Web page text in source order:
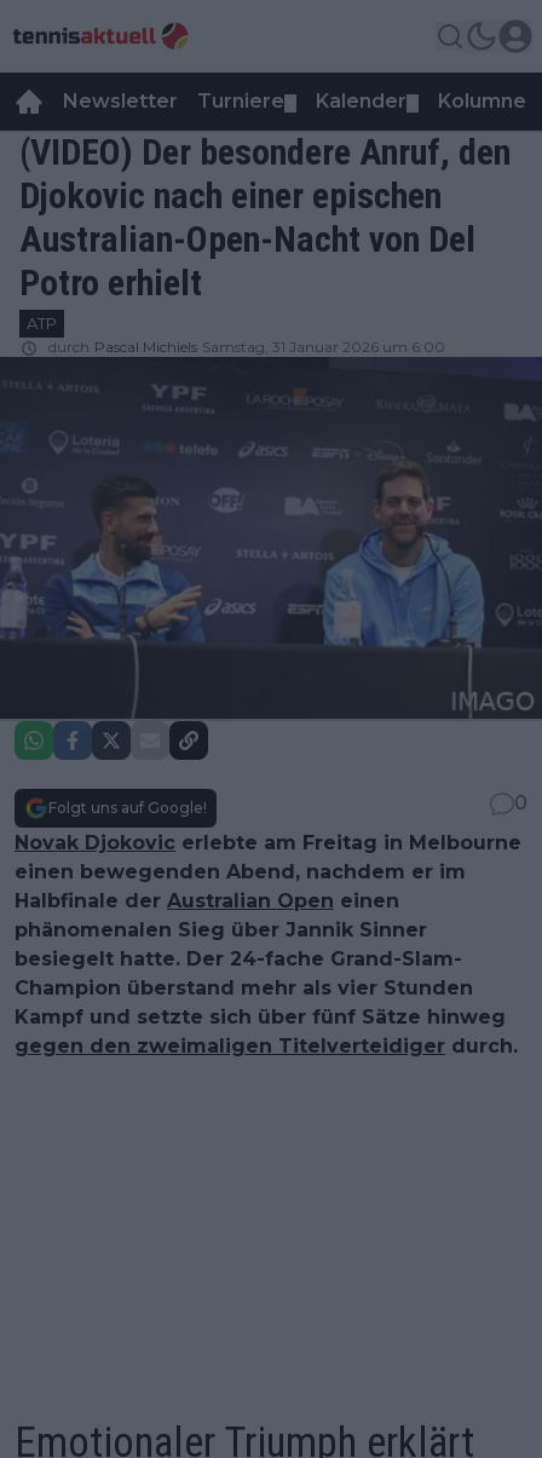
Newsletter Turniere Kalender Kolumnen
(VIDEO) Der besondere Anruf, den
Djokovic nach einer epischen
Australian-Open-Nacht von Del
Potro erhielt
ATP
durch Pascal Michiels Samstag, 31 Januar 2026 um 6:00
Folgt uns auf Google!
0
Novak Djokovic erlebte am Freitag in Melbourne
einen bewegenden Abend, nachdem er im
Halbfinale der Australian Open einen
phänomenalen Sieg über Jannik Sinner
besiegelt hatte. Der 24-fache Grand-Slam-
Champion überstand mehr als vier Stunden
Kampf und setzte sich über fünf Sätze hinweg
gegen den zweimaligen Titelverteidiger durch.
Emotionaler Triumph erklärt